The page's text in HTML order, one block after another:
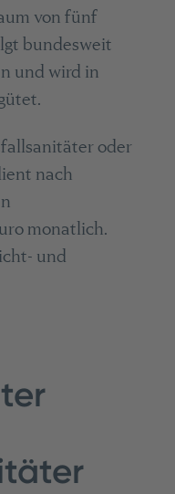
von fünf
bundesweit
und wird in
oder
nach
monatlich.
und